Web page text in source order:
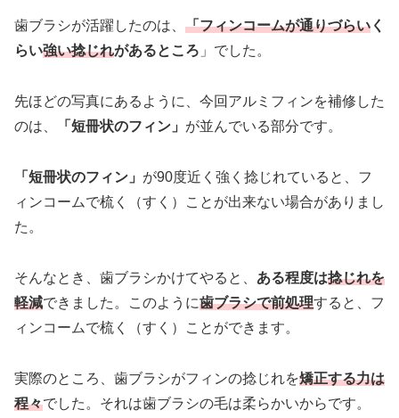
歯ブラシが活躍したのは、 「フィンコームが通りづらい く
らい強い捻じれがあるところ 」でした。
先ほどの写真にあるように、今回アルミフィンを補修した
のは、
「短冊状のフィン」 が並んでいる部分です。
「短冊状のフィン」 が90度近く強く捻じれていると、フ
ィンコームで梳く（すく）ことが出来ない場合がありまし
た。
そんなとき、歯ブラシかけてやると、 ある程度は捻じれを
軽減できました。このように歯ブラシで前処理すると、フ
ィンコームで梳く（すく）ことができます。
実際のところ、歯ブラシがフィンの捻じれを矯正する力は
程々でした。それは歯ブラシの毛は柔らかいからです。